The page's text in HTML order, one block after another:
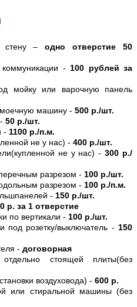
стену –одно отверстие 50
- 100 рублей за
мойку или варочную панель
машину - 500 р./шт.
50 р./шт.
- 1100 р./п.м.
не у нас) - 400 р./шт.
не у нас) -300 р./
разрезом - 100 р./шт.
разрезом - 100 р./п.м.
- 150 р./шт.
р. за 1 отверстие
по вертикали - 100 р./шт.
под розетку/выключатель - 150
- договорная
стоящей плиты(без
воздуховода) - 600 р.
или стиральной машины (без